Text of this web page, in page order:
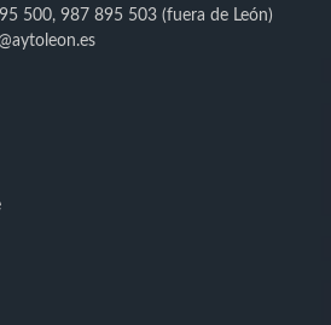
500, 987 895 503 (fuera de León)